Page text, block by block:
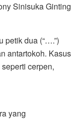
Sinisuka Ginting
petik dua (“….”)
antartokoh. Kasus
cerpen,
yang